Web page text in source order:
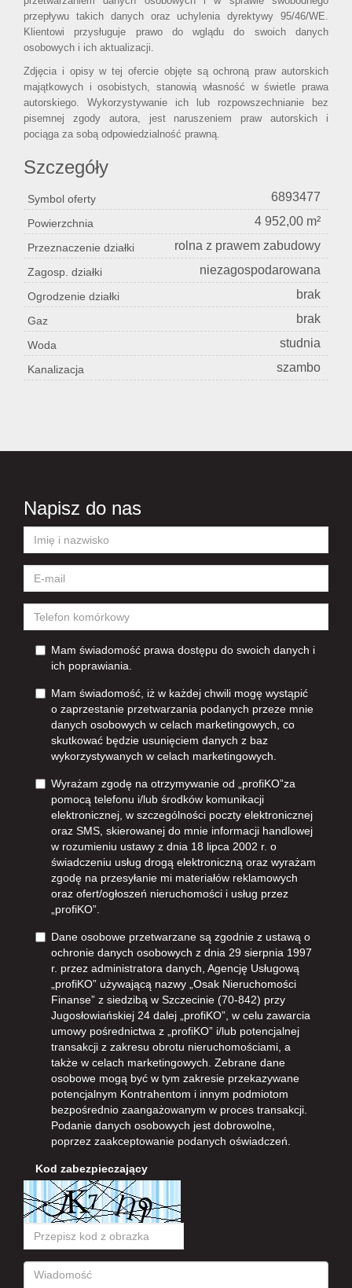
przepływu takich danych oraz uchylenia dyrektywy 95/46/WE.
Klientowi przysługuje prawo do wglądu do swoich danych
osobowych i ich aktualizacji.
Zdjęcia i opisy w tej ofercie objęte są ochroną praw autorskich
majątkowych i osobistych, stanowią własność w świetle prawa
autorskiego. Wykorzystywanie ich lub rozpowszechnianie bez
pisemnej zgody autora, jest naruszeniem praw autorskich i
pociąga za sobą odpowiedzialność prawną.
Szczegóły
Symbol oferty 6893477
Powierzchnia 4 952,00 m²
Przeznaczenie działki rolna z prawem zabudowy
Zagosp. działki niezagospodarowana
Ogrodzenie działki brak
Gaz brak
Woda studnia
Kanalizacja szambo
Napisz do nas
Mam świadomość prawa dostępu do swoich danych i
ich poprawiania.
Mam świadomość, iż w każdej chwili mogę wystąpić
o zaprzestanie przetwarzania podanych przeze mnie
danych osobowych w celach marketingowych, co
skutkować będzie usunięciem danych z baz
wykorzystywanych w celach marketingowych.
Wyrażam zgodę na otrzymywanie od „profiKO”za
pomocą telefonu i/lub środków komunikacji
elektronicznej, w szczególności poczty elektronicznej
oraz SMS, skierowanej do mnie informacji handlowej
w rozumieniu ustawy z dnia 18 lipca 2002 r. o
świadczeniu usług drogą elektroniczną oraz wyrażam
zgodę na przesyłanie mi materiałów reklamowych
oraz ofert/ogłoszeń nieruchomości i usług przez
„profiKO”.
Dane osobowe przetwarzane są zgodnie z ustawą o
ochronie danych osobowych z dnia 29 sierpnia 1997
r. przez administratora danych, Agencję Usługową
„profiKO” używającą nazwy „Osak Nieruchomości
Finanse” z siedzibą w Szczecinie (70-842) przy
Jugosłowiańskiej 24 dalej „profiKO”, w celu zawarcia
umowy pośrednictwa z „profiKO” i/lub potencjalnej
transakcji z zakresu obrotu nieruchomościami, a
także w celach marketingowych. Zebrane dane
osobowe mogą być w tym zakresie przekazywane
potencjalnym Kontrahentom i innym podmiotom
bezpośrednio zaangażowanym w proces transakcji.
Podanie danych osobowych jest dobrowolne,
poprzez zaakceptowanie podanych oświadczeń.
Kod zabezpieczający